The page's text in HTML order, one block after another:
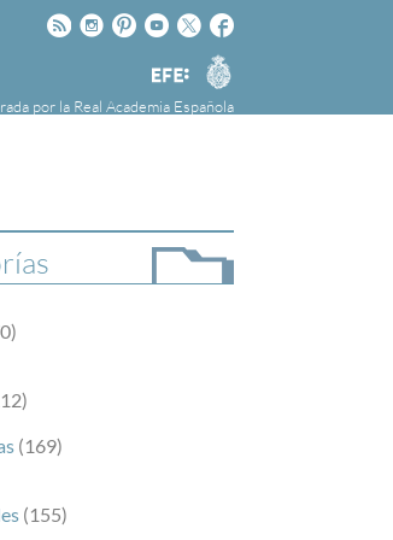
Facebook
Twitter
Youtube
Pinteres
Instagram
Rss
Agencia
EFE
por la Real Academia Española
Real Academia Española,
con el buen uso del
de comunicación y en
(169)
(155)